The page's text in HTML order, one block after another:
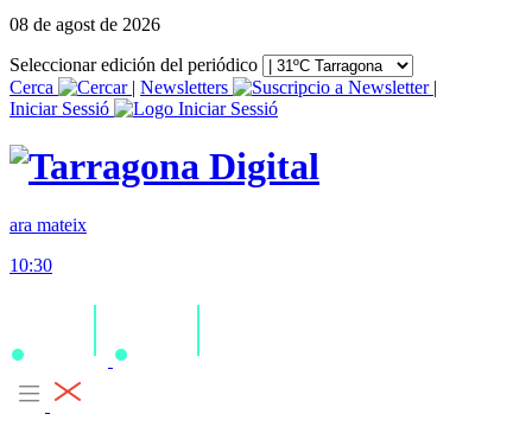
08 de agost de 2026
Seleccionar edición del periódico
Cerca
| Newsletters
|
Iniciar Sessió
ara mateix
10:30